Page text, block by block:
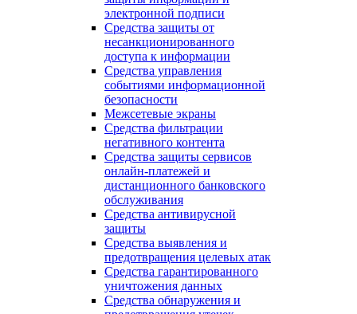
электронной подписи
Средства защиты от
несанкционированного
доступа к информации
Средства управления
событиями информационной
безопасности
Межсетевые экраны
Средства фильтрации
негативного контента
Средства защиты сервисов
онлайн-платежей и
дистанционного банковского
обслуживания
Средства антивирусной
защиты
Средства выявления и
предотвращения целевых атак
Средства гарантированного
уничтожения данных
Средства обнаружения и